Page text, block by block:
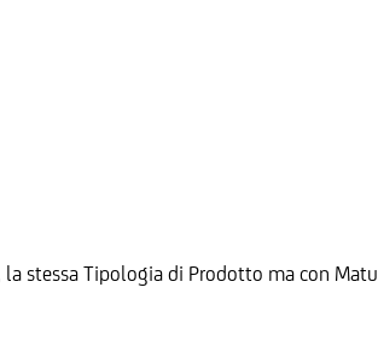
stessa Tipologia di Prodotto ma con